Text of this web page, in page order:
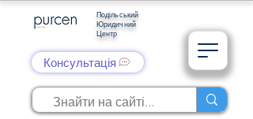
Подільський
Юридичний
Центр
Консультація